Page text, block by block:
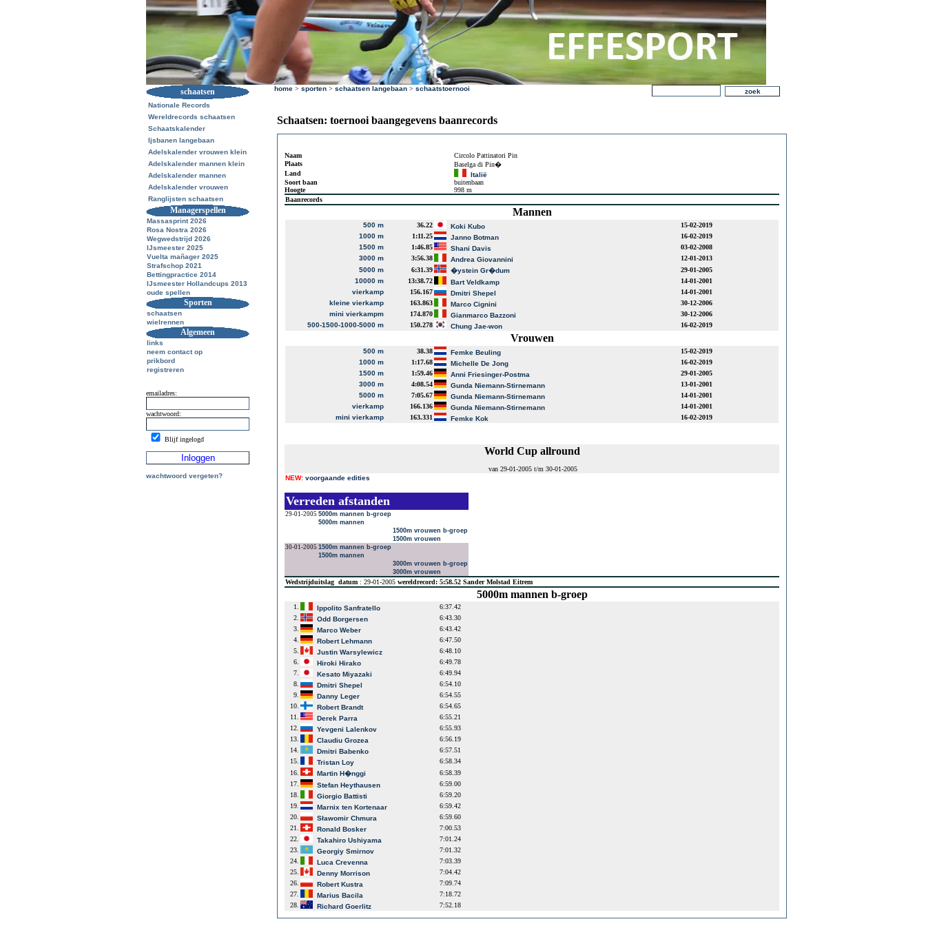
schaatsen
Nationale Records
Wereldrecords schaatsen
Schaatskalender
Ijsbanen langebaan
Adelskalender vrouwen klein
Adelskalender mannen klein
Adelskalender mannen
Adelskalender vrouwen
Ranglijsten schaatsen
Managerspellen
Massasprint 2026
Rosa Nostra 2026
Wegwedstrijd 2026
IJsmeester 2025
Vuelta mañager 2025
Strafschop 2021
Bettingpractice 2014
IJsmeester Hollandcups 2013
oude spellen
Sporten
schaatsen
wielrennen
Algemeen
links
neem contact op
prikbord
registreren
emailadres:
wachtwoord:
Blijf ingelogd
wachtwoord vergeten?
home > sporten > schaatsen langebaan > schaatstoernooi
Schaatsen: toernooi baangegevens baanrecords
Naam
Circolo Pattinatori Pin
Plaats
Baselga di Pin�
Land
Italië
Soort baan
buitenbaan
Hoogte
998 m
Baanrecords
Mannen
500 m 36.22 Koki Kubo
15-02-2019
1000 m
1:11.25 Janno Botman
16-02-2019
1500 m
1:46.85 Shani Davis
03-02-2008
3000 m
3:56.38 Andrea Giovannini
12-01-2013
5000 m
6:31.39 �ystein Gr�dum
29-01-2005
10000 m
13:38.72 Bart Veldkamp
14-01-2001
vierkamp
156.167 Dmitri Shepel
14-01-2001
kleine vierkamp
163.863 Marco Cignini
30-12-2006
mini vierkampm
174.870 Gianmarco Bazzoni
30-12-2006
500-1500-1000-5000 m
150.278 Chung Jae-won 16-02-2019
Vrouwen
500 m 38.38 Femke Beuling
15-02-2019
1000 m
1:17.68 Michelle De Jong
16-02-2019
1500 m
1:59.46 Anni Friesinger-Postma
29-01-2005
3000 m
4:08.54 Gunda Niemann-Stirnemann
13-01-2001
5000 m
7:05.67 Gunda Niemann-Stirnemann
14-01-2001
vierkamp
166.136 Gunda Niemann-Stirnemann
14-01-2001
mini vierkamp
163.331 Femke Kok 16-02-2019
World Cup allround
van 29-01-2005 t/m 30-01-2005
NEW: voorgaande edities
Verreden afstanden
29-01-2005 5000m mannen b-groep
5000m mannen
1500m vrouwen b-groep
1500m vrouwen
30-01-2005 1500m mannen b-groep
1500m mannen
3000m vrouwen b-groep
3000m vrouwen
Wedstrijduitslag datum : 29-01-2005 wereldrecord: 5:58.52 Sander Molstad Eitrem
5000m mannen b-groep
1. Ippolito Sanfratello
6:37.42
2.
Odd Borgersen
6:43.30
3.
Marco Weber
6:43.42
4.
Robert Lehmann
6:47.50
5.
Justin Warsylewicz
6:48.10
6.
Hiroki Hirako
6:49.78
7.
Kesato Miyazaki
6:49.94
8.
Dmitri Shepel
6:54.10
9.
Danny Leger
6:54.55
10.
Robert Brandt
6:54.65
11.
Derek Parra
6:55.21
12.
Yevgeni Lalenkov
6:55.93
13.
Claudiu Grozea
6:56.19
14.
Dmitri Babenko
6:57.51
15.
Tristan Loy
6:58.34
16.
Martin H�nggi
6:58.39
17.
Stefan Heythausen
6:59.00
18.
Giorgio Battisti
6:59.20
19.
Marnix ten Kortenaar
6:59.42
20.
Sławomir Chmura
6:59.60
21.
Ronald Bosker
7:00.53
22.
Takahiro Ushiyama
7:01.24
23.
Georgiy Smirnov
7:01.32
24.
Luca Crevenna
7:03.39
25.
Denny Morrison
7:04.42
26.
Robert Kustra
7:09.74
27.
Marius Bacila
7:18.72
28.
Richard Goerlitz 7:52.18